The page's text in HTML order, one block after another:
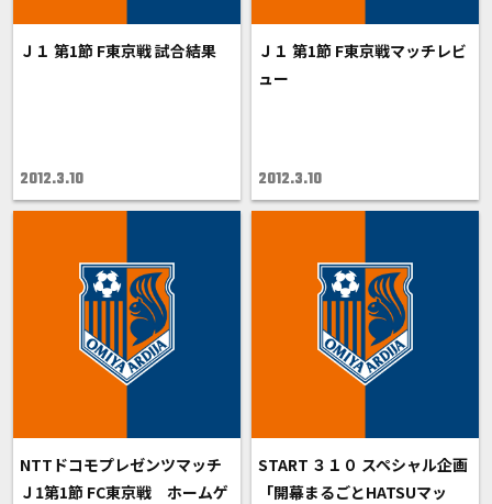
Ｊ１ 第1節 F東京戦 試合結果
2012.3.10
Ｊ１ 第1節 F東京戦マッチレビ
ュー
2012.3.10
NTTドコモプレゼンツマッチ
Ｊ1第1節 FC東京戦 ホームゲ
START ３１０ スペシャル企画
「開幕まるごとHATSUマッ